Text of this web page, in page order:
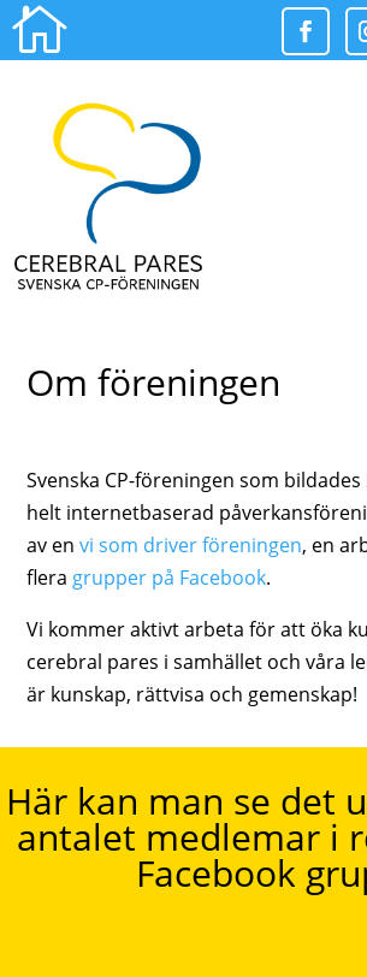

Om föreningen
Svenska CP-föreningen som
helt internetbaserad
av envi som driver föreningen, en
flera grupper på Facebook.
Vi kommer aktivt arbeta för att öka
cerebral pares i samhället och våra
är kunskap, rättvisa och gemenskap!
Här kan man se det
antalet medlemar i
Facebook